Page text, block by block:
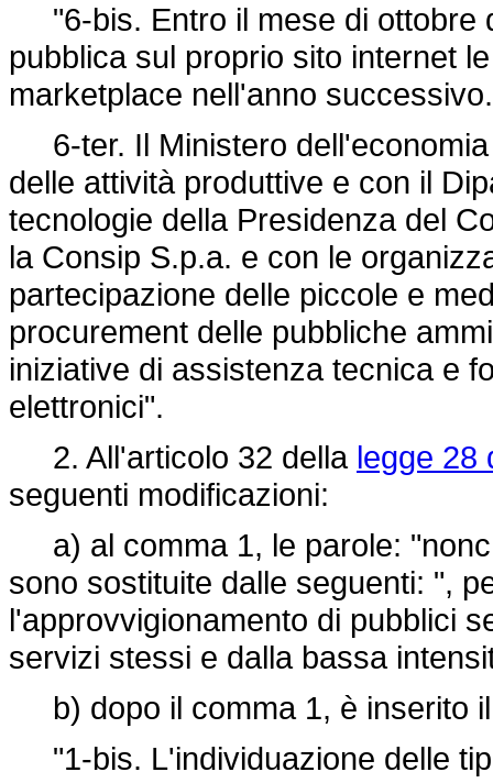
"6-bis. Entro il mese di ottobre
pubblica sul proprio sito internet
marketplace nell'anno successivo.
6-ter. Il Ministero dell'economia
delle attività produttive e con il
tecnologie della Presidenza del
la Consip S.p.a. e con le
partecipazione delle piccole e
procurement delle pubbliche
iniziative di assistenza tecnica e
elettronici".
2. All'articolo 32 della legge 28
seguenti modificazioni:
a) al comma 1, le parole:
sono sostituite dalle seguenti: ",
l'approvvigionamento di pubblici
servizi stessi e dalla bassa
b) dopo il comma 1, è inserito
"1-bis. L'individuazione delle